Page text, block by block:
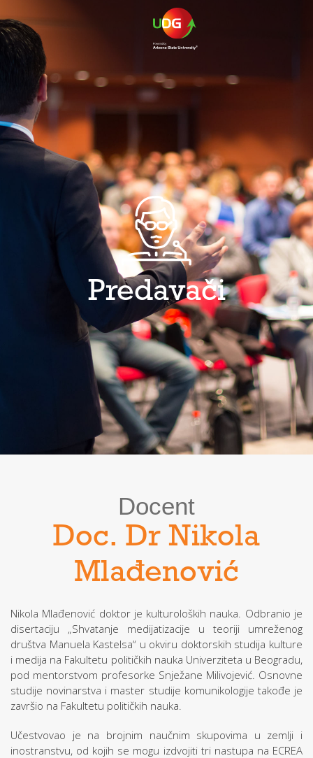
Predavači
Docent
Doc. Dr Nikola
Mlađenović
Nikola Mlađenović doktor je kulturoloških nauka. Odbranio je
disertaciju „Shvatanje medijatizacije u teoriji umreženog
društva Manuela Kastelsa“ u okviru doktorskih studija kulture
i medija na Fakultetu političkih nauka Univerziteta u Beogradu,
pod mentorstvom profesorke Snježane Milivojević. Osnovne
studije novinarstva i master studije komunikologije takođe je
završio na Fakultetu političkih nauka.
Učestvovao je na brojnim naučnim skupovima u zemlji i
inostranstvu, od kojih se mogu izdvojiti tri nastupa na ECREA